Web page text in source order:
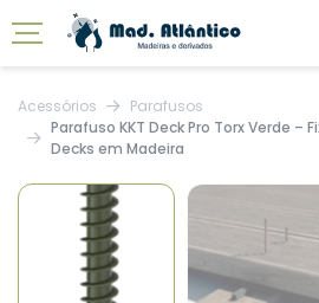
Acessórios
Parafusos
Parafuso KKT Deck Pro Torx Verde –
Decks em Madeira